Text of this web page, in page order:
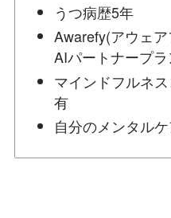
うつ病歴5年
Awarefy(アウェ
AIパートナープラ
マインドフルネ
有
自分のメンタル